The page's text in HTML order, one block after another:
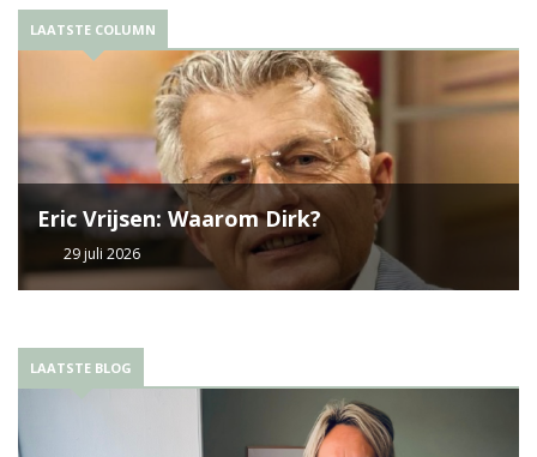
LAATSTE COLUMN
Eric Vrijsen: Waarom Dirk?
29 juli 2026
LAATSTE BLOG